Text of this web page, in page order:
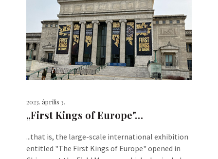
2023. április 3.
„First Kings of Europe"…
...that is, the large-scale international exhibition
entitled "The First Kings of Europe" opened in